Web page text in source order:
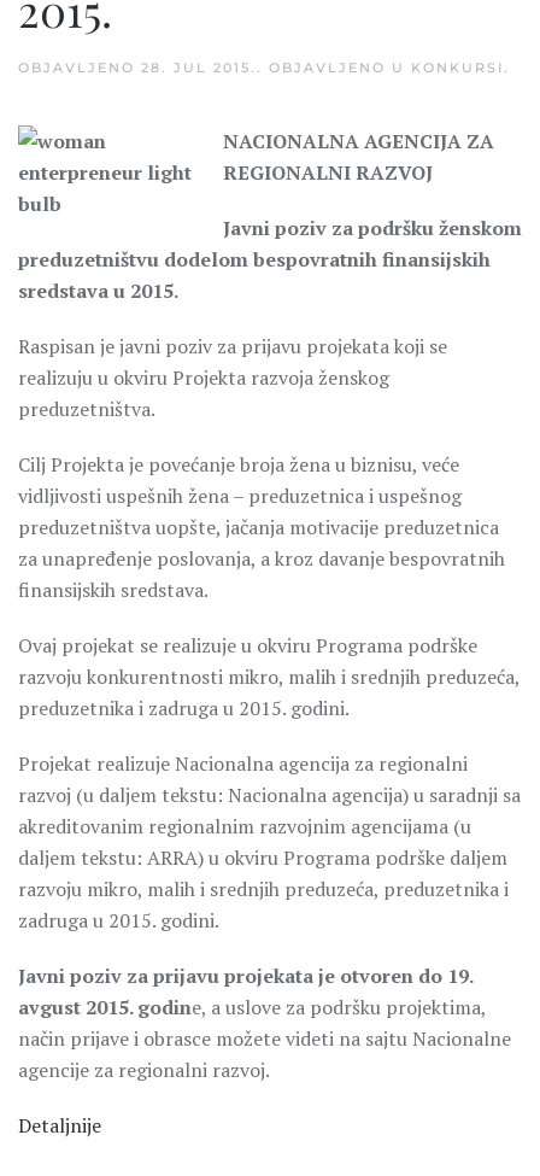
OBJAVLJENO 28. JUL 2015. . OBJAVLJENO U KONKURSI .
NACIONALNA AGENCIJA ZA
REGIONALNI RAZVOJ
Javni poziv za podršku ženskom
preduzetništvu dodelom bespovratnih finansijskih
sredstava u 2015.
Raspisan je javni poziv za prijavu projekata koji se
realizuju u okviru Projekta razvoja ženskog
preduzetništva.
Cilj Projekta je povećanje broja žena u biznisu, veće
vidljivosti uspešnih žena – preduzetnica i uspešnog
preduzetništva uopšte, jačanja motivacije preduzetnica
za unapređenje poslovanja, a kroz davanje bespovratnih
finansijskih sredstava.
Ovaj projekat se realizuje u okviru Programa podrške
razvoju konkurentnosti mikro, malih i srednjih preduzeća,
preduzetnika i zadruga u 2015. godini.
Projekat realizuje Nacionalna agencija za regionalni
razvoj (u daljem tekstu: Nacionalna agencija) u saradnji sa
akreditovanim regionalnim razvojnim agencijama (u
daljem tekstu: ARRA) u okviru Programa podrške daljem
razvoju mikro, malih i srednjih preduzeća, preduzetnika i
zadruga u 2015. godini.
Javni poziv za prijavu projekata je otvoren do 19.
avgust 2015. godine, a uslove za podršku projektima,
način prijave i obrasce možete videti na sajtu Nacionalne
agencije za regionalni razvoj.
Detaljnije